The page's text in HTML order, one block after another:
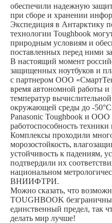
обеспечили надежную
при сборе и хранении
Экспедиция в Антарктику
технологии Toughbook
природным условиям и
поставленных перед ними
В настоящий момент
защищенных ноутбуков и
с партнером ООО
время автономной работы и
температур
окружающей среды до -
Panasonic Toughbook и ООО
работоспособность
Комплексы проходили
морозостойкость,
устойчивость к падениям,
подтвердили их
национальном
ВНИИФТРИ.
Можно сказать, что
TOUGHBOOK
единственный предел, так
делать мир лучше!